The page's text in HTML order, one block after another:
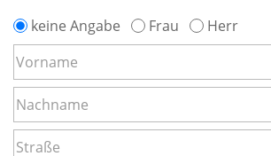
keine Angabe
Frau Herr